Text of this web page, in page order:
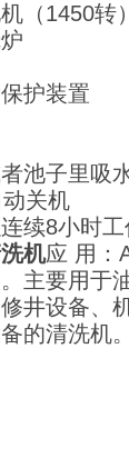
（1450转）
护装置
池子里吸
关机
续8小时
机应 用：
主要用于
井设备、
的清洗机。